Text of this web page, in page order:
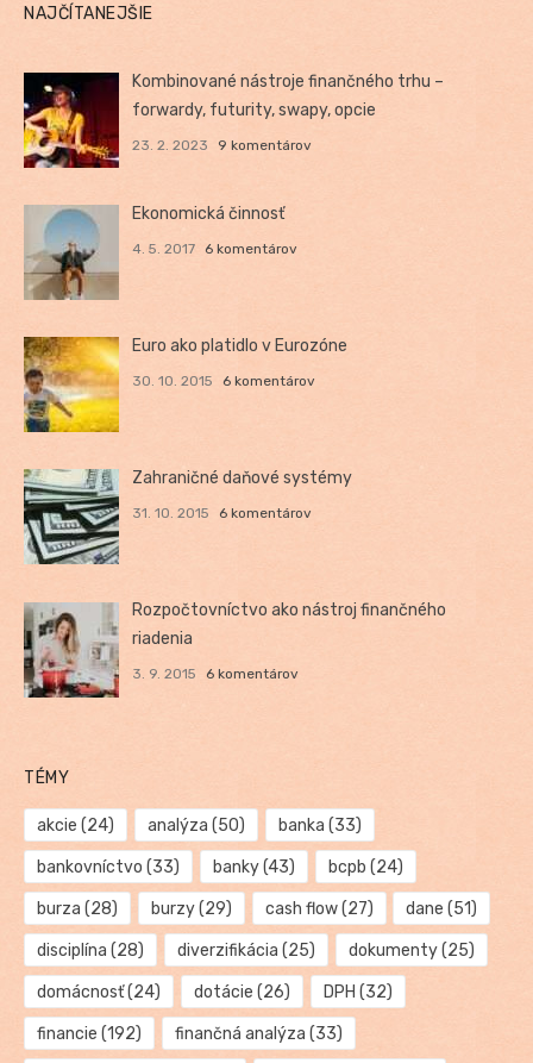
NAJČÍTANEJŠIE
Kombinované nástroje finančného trhu –
forwardy, futurity, swapy, opcie
23. 2. 2023 9 komentárov
Ekonomická činnosť
4. 5. 2017 6 komentárov
Euro ako platidlo v Eurozóne
30. 10. 2015 6 komentárov
Zahraničné daňové systémy
31. 10. 2015 6 komentárov
Rozpočtovníctvo ako nástroj finančného
riadenia
3. 9. 2015 6 komentárov
TÉMY
akcie (24) analýza (50) banka (33)
bankovníctvo (33) banky(43) bcpb (24)
burza (28) burzy(29) cash flow(27) dane (51)
disciplína (28) diverzifikácia (25) dokumenty(25)
domácnosť(24) dotácie (26) DPH (32)
financie (192) finančná analýza (33)